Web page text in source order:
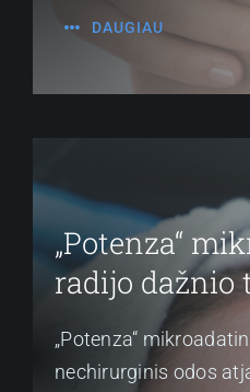
DAUGIAU
„Potenza“
radijo dažnio
„Potenza“
nechirurginis odos